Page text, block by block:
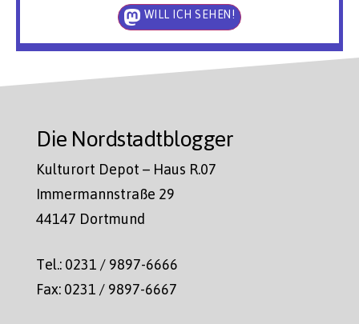
WILL ICH SEHEN!
Die Nordstadtblogger
Kulturort Depot – Haus R.07
Immermannstraße 29
44147 Dortmund
Tel.: 0231 / 9897-6666
Fax: 0231 / 9897-6667